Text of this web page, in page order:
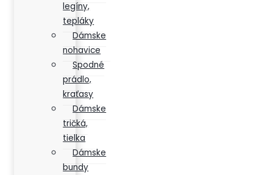
legíny,
tepláky
Dámske
nohavice
Spodné
prádlo,
kraťasy
Dámske
tričká,
tielka
Dámske
bundy